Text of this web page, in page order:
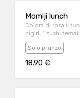
Momiji lunch
Colora di rosa il
nigiri, 1 zushi
pink salmon
Solo pranzo
18.90 €